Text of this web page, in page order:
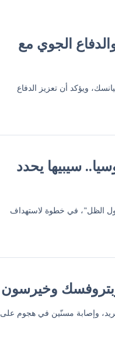
الجوي مع
ويؤكد أن تعزيز الدفاع
سيبيها يحدد
6 بنوك روسية و6 سفن من "أسطول الظل"، في خطوة لاستهداف
وخيرسون
وإصابة مسنّين في هجوم على